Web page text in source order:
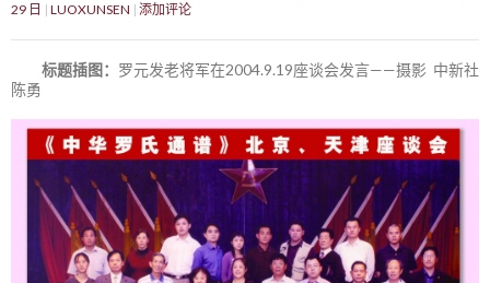
29 日
LUOXUNSEN 添加评论
标题插图： 罗元发老将军在2004.9.19座谈会发言——摄影 中新社
陈勇